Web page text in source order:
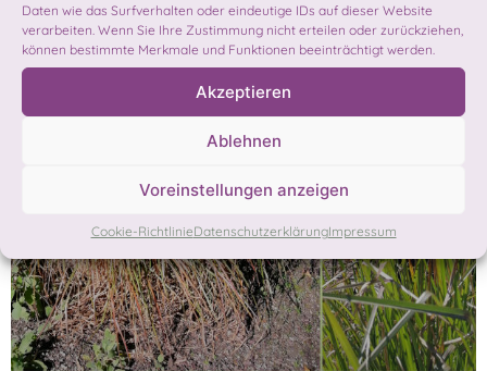
Daten wie das Surfverhalten oder eindeutige IDs auf dieser Website
verarbeiten. Wenn Sie Ihre Zustimmung nicht erteilen oder zurückziehen,
können bestimmte Merkmale und Funktionen beeinträchtigt werden.
Akzeptieren
Ablehnen
Voreinstellungen anzeigen
Cookie-RichtlinieDatenschutzerklärungImpressum